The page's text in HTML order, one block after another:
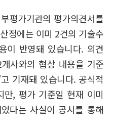
평가기관의 평가의견서를
정에는 이미 2건의 기술수
이 반영돼 있습니다. 의견
사와의 협상 내용을 기준
기재돼 있습니다. 공식적
, 평가 기준일 현재 이미
다는 사실이 공시를 통해